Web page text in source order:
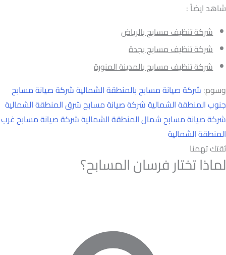
شاهد ايضاً :
شركة تنظيف مسابح بالرياض
شركة تنظيف مسابح بجدة
شركة تنظيف مسابح بالمدينة المنورة
وسوم: شركة صيانة مسابح بالمنطقة الشماليةشركة صيانة مسابح
جنوب المنطقة الشماليةشركة صيانة مسابح شرق المنطقة الشمالية
شركة صيانة مسابح شمال المنطقة الشماليةشركة صيانة مسابح غرب
المنطقة الشمالية
ثقتك تهمنا
لماذا تختار فرسان المسابح؟